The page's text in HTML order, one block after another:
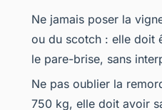
Ne jamais poser la
ou du scotch : elle doit
le pare-brise, sans
Ne pas oublier la
750 kg, elle doit avoir